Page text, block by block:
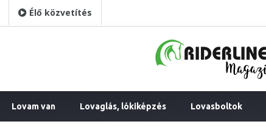
Élő közvetítés
Lovam van Lovaglás, lókiképzés Lovasboltok